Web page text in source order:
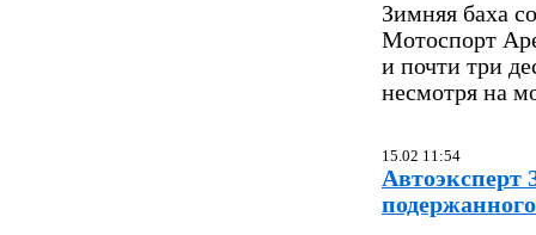
Зимняя баха
Мотоспорт
и почти три
несмотря на
15.02 11:54
Автоэксперт